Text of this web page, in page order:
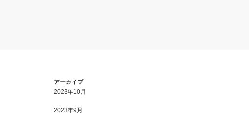
アーカイブ
2023年10月
2023年9月